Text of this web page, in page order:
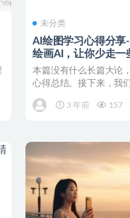
未分类
AI绘图学习心得分
绘画AI，让你少走一
本篇没有什么长篇大论
心得总结。接下来，我
3 年前
157